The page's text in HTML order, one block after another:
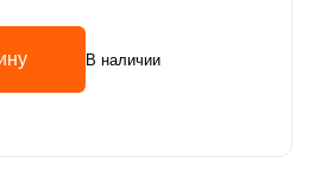
В наличии